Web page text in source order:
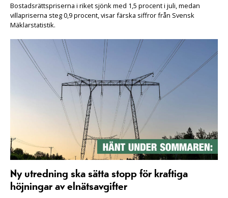
Bostadsrättspriserna i riket sjönk med 1,5 procent i juli, medan
villapriserna steg 0,9 procent, visar färska siffror från Svensk
Mäklarstatistik.
Ny utredning ska sätta stopp för kraftiga
höjningar av elnätsavgifter